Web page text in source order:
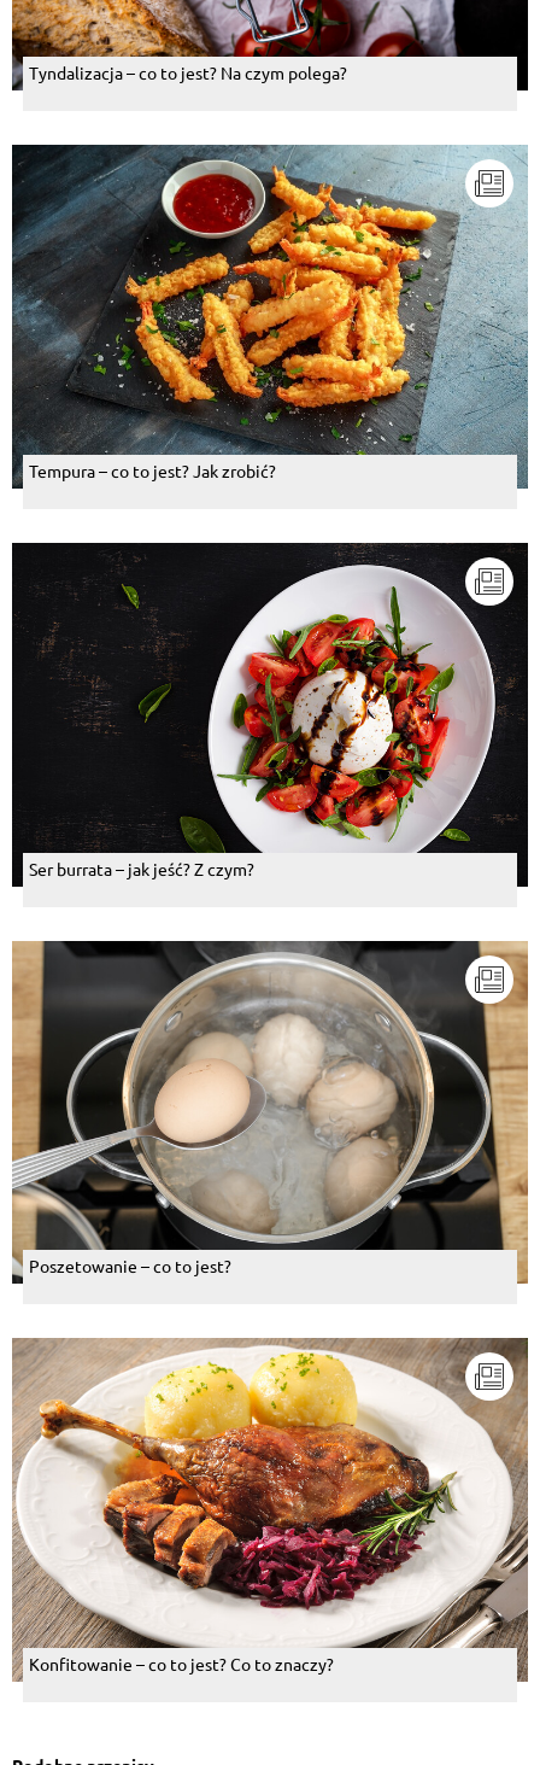
Tyndalizacja – co to jest? Na czym polega?
Tempura – co to jest? Jak zrobić?
Ser burrata – jak jeść? Z czym?
Poszetowanie – co to jest?
Konfitowanie – co to jest? Co to znaczy?